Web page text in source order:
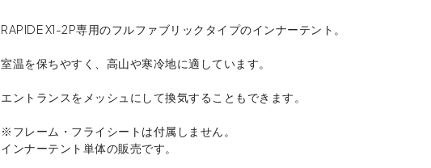
RAPIDE X1-2P専用のフルファブリックタイプのインナーテント。
室温を保ちやすく、高山や寒冷地に適しています。
エントランスをメッシュにして換気することもできます。
※フレーム・フライシートは付属しません。
インナーテント単体の販売です。